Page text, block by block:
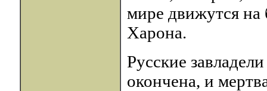
мире движутся на
Харона.
Русские
окончена, и